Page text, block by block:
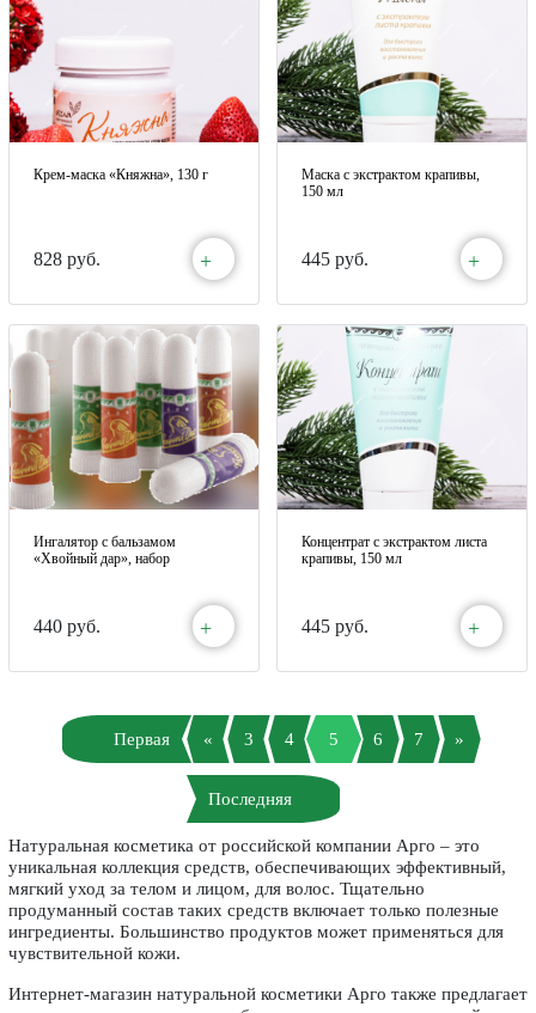
Крем-маска «Княжна», 130 г
828 руб. +
Маска с экстрактом крапивы,
150 мл
445 руб. +
Ингалятор с бальзамом
«Хвойный дар», набор
440 руб. +
Концентрат с экстрактом листа
крапивы, 150 мл
445 руб. +
Первая « 3 4 5 6 7 »
Последняя
Натуральная косметика от российской компании Арго – это
уникальная коллекция средств, обеспечивающих эффективный,
мягкий уход за телом и лицом, для волос. Тщательно
продуманный состав таких средств включает только полезные
ингредиенты. Большинство продуктов может применяться для
чувствительной кожи.
Интернет-магазин натуральной косметики Арго также предлагает